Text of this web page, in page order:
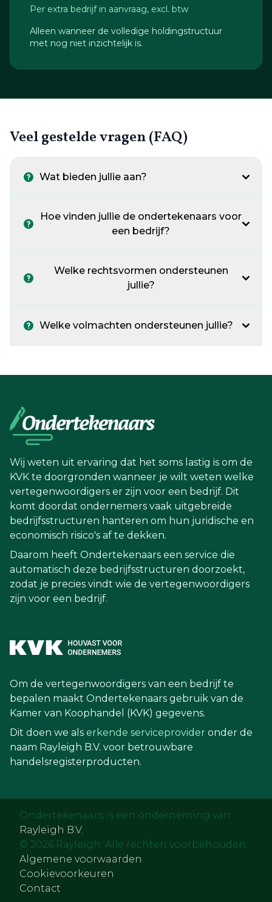
Per extra bedrijf in aanvraag, excl. btw
Alleen wanneer de volledige holdingstructuur
met nog niet inzichtelijk is.
Veel gestelde vragen (FAQ)
Wat bieden jullie aan?
Hoe vinden jullie de ondertekenaars voor
een bedrijf?
Welke rechtsvormen ondersteunen
jullie?
Welke volmachten ondersteunen jullie?
Wij weten uit ervaring dat het soms lastig is om de
KVK te doorgronden wanneer je wilt weten welke
vertegenwoordigers er zijn voor een bedrijf. Dit
komt doordat ondernemers vaak uitgebreide
bedrijfsstructuren hanteren om hun juridische en
economisch risico's af te dekken.
Daarom heeft Ondertekenaars een service die
automatisch deze bedrijfsstructuren doorzoekt,
zodat je precies vindt wie de vertegenwoordigers
zijn voor een bedrijf.
Om de vertegenwoordigers van een bedrijf te
bepalen maakt Ondertekenaars gebruik van de
Kamer van Koophandel (KVK) gegevens.
Dit doen we als erkende serviceprovider onder de
naam Rayleigh B.V. voor betrouwbare
handelsregisterproducten.
Ondertekenaars is een onderneming van
Rayleigh B.V.
© 2026 Rayleigh. Alle rechten voorbehouden
Algemene voorwaarden
Cookievoorkeuren
Contact